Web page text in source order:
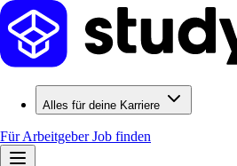
Alles für deine Karriere
Für ArbeitgeberJob finden